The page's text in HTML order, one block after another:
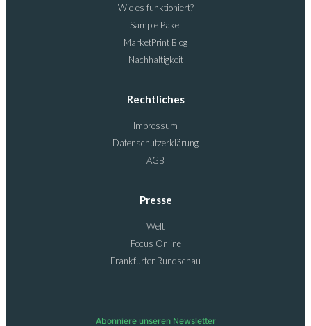
Wie es funktioniert?
Sample Paket
MarketPrint Blog
Nachhaltigkeit
Rechtliches
Impressum
Datenschutzerklärung
AGB
Presse
Welt
Focus Online
Frankfurter Rundschau
Abonniere unseren Newsletter